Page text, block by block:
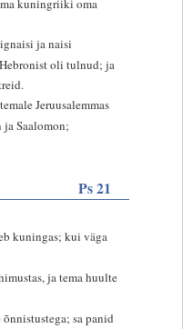
ja naisi
Hebronist oli tulnud; ja
Jeruusalemmas
ja Saalomon;
Ps 21
kuningas; kui väga
ja tema huulte
sa panid